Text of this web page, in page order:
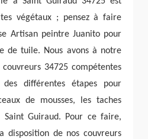
végétaux ; pensez à faire
Artisan peintre Juanito pour
de tuile. Nous avons à notre
34725 compétentes
différentes étapes pour
de mousses, les taches
Guiraud. Pour ce faire,
disposition de nos couvreurs